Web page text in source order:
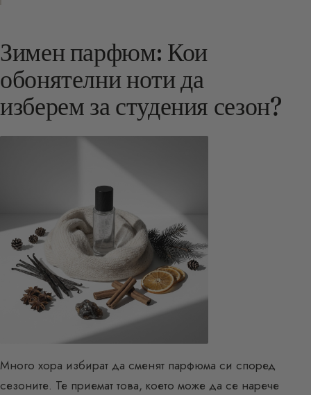
Зимен парфюм: Кои
обонятелни ноти да
изберем за студения сезон?
Много хора избират да сменят парфюма си според
сезоните. Те приемат това, което може да се нарече